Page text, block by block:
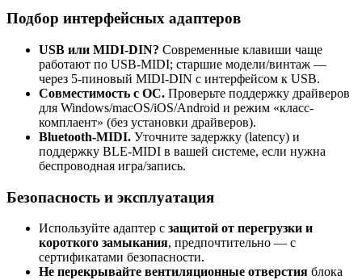
Подбор интерфейсных адаптеров
USB или MIDI-DIN? Современные клавиши чаще
работают по USB-MIDI; старшие модели/винтаж —
через 5-пиновый MIDI-DIN с интерфейсом к USB.
Совместимость с ОС. Проверьте поддержку драйверов
для Windows/macOS/iOS/Android и режим «класс-
комплаент» (без установки драйверов).
Bluetooth-MIDI. Уточните задержку (latency) и
поддержку BLE-MIDI в вашей системе, если нужна
беспроводная игра/запись.
Безопасность и эксплуатация
Используйте адаптер с защитой от перегрузки и
короткого замыкания, предпочтительно — с
сертификатами безопасности.
Не перекрывайте вентиляционные отверстия блока